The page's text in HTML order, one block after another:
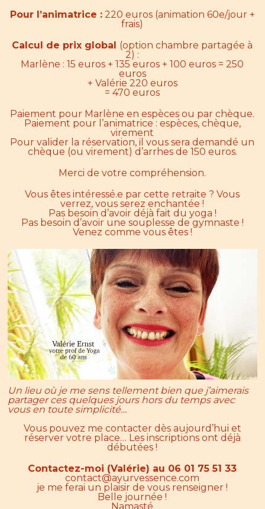
Pour l’animatrice :220 euros (animation 60e/jour +
frais)
Calcul de prix global (option chambre partagée à
2) :
Marlène : 15 euros + 135 euros + 100 euros = 250
euros
+ Valérie 220 euros
= 470 euros
Paiement pour Marlène en espèces ou par chèque.
Paiement pour l’animatrice : espèces, chèque,
virement
Pour valider la réservation, il vous sera demandé un
chèque (ou virement) d’arrhes de 150 euros.
Merci de votre compréhension.
Vous êtes intéressé.e par cette retraite ? Vous
verrez, vous serez enchantée !
Pas besoin d’avoir déjà fait du yoga !
Pas besoin d’avoir une souplesse de gymnaste !
Venez comme vous êtes !
Un lieu où je me sens tellement bien que j’aimerais
partager ces quelques jours hors du temps avec
vous en toute simplicité…
Vous pouvez me contacter dès aujourd’hui et
réserver votre place… Les inscriptions ont déjà
débutées !
Contactez-moi (Valérie) au 06 01 75 51 33
contact@ayurvessence.com
je me ferai un plaisir de vous renseigner !
Belle journée !
Namasté